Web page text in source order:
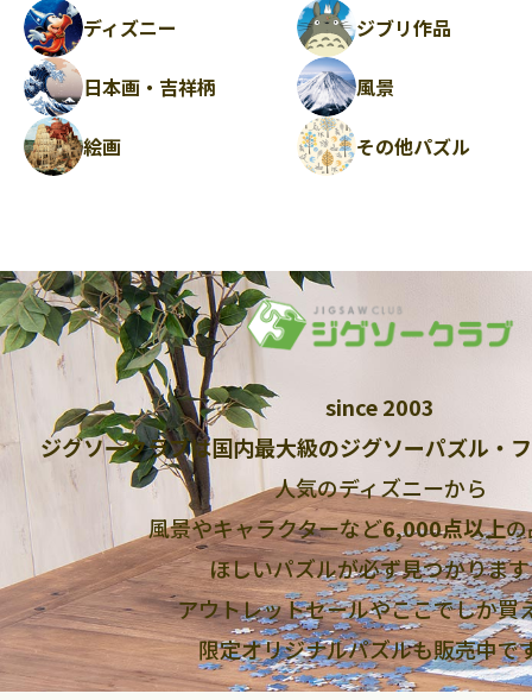
ディズニー ジブリ作品
日本画・吉祥柄 風景
絵画 その他パズル
since 2003
ジグソークラブは国内最大級のジグソーパズル・
人気のディズニーから
風景やキャラクターなど6,000点以上
ほしいパズルが必ず見つかりま
アウトレットセールやここでしか買
限定オリジナルパズルも販売中で